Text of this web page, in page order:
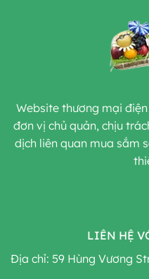
Website thương mại
đơn vị chủ quản, chịu
dịch liên quan mua sắm
LIÊN HỆ
Địa chỉ: 59 Hùng Vương